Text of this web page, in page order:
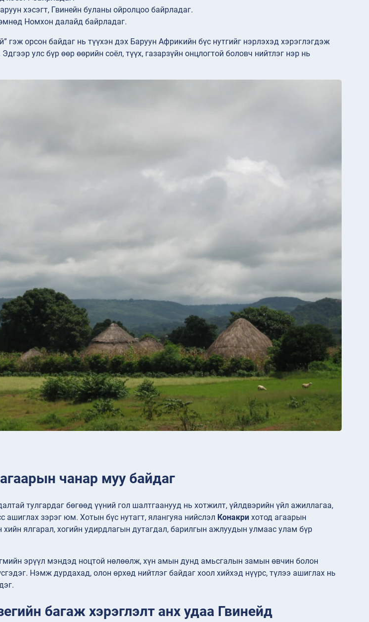
хэсэгт, Гвинейн буланы ойролцоо байрладаг.
Номхон далайд байрладаг.
гэж орсон байдаг нь түүхэн дэх Баруун Африкийн бүс нутгийг нэрлэхэд хэрэглэгдэж
улс бүр өөр өөрийн соёл, түүх, газарзүйн онцлогтой боловч нийтлэг нэр нь
чанар муу байдаг
тулгардаг бөгөөд үүний гол шалтгаанууд нь хотжилт, үйлдвэрийн үйл ажиллагаа,
ашиглах зэрэг юм. Хотын бүс нутагт, ялангуяа нийслэл Конакри хотод агаарын
хийн ялгарал, хогийн удирдлагын дутагдал, барилгын ажлуудын улмаас улам бүр
эрүүл мэндэд ноцтой нөлөөлж, хүн амын дунд амьсгалын замын өвчин болон
Нэмж дурдахад, олон өрхөд нийтлэг байдаг хоол хийхэд нүүрс, түлээ ашиглах нь
багаж хэрэглэлт анх удаа Гвинейд